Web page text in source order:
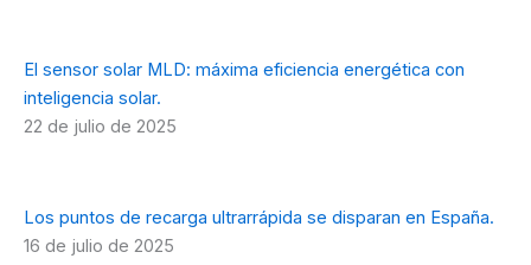
El sensor solar MLD: máxima eficiencia energética con
inteligencia solar.
22 de julio de 2025
Los puntos de recarga ultrarrápida se disparan en España.
16 de julio de 2025